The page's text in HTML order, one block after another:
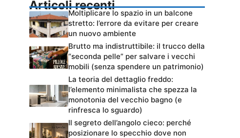
Articoli recenti
Moltiplicare lo spazio in un balcone
stretto: l’errore da evitare per creare
un nuovo ambiente
Brutto ma indistruttibile: il trucco della
“seconda pelle” per salvare i vecchi
mobili (senza spendere un patrimonio)
La teoria del dettaglio freddo:
l’elemento minimalista che spezza la
monotonia del vecchio bagno (e
rinfresca lo sguardo)
Il segreto dell’angolo cieco: perché
posizionare lo specchio dove non